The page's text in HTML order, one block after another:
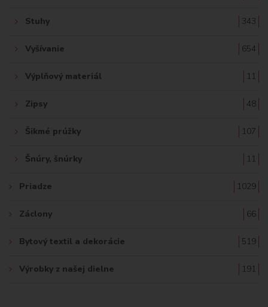
Stuhy 343
Vyšívanie 654
Výplňový materiál 11
Zipsy 48
Šikmé prúžky 107
Šnúry, šnúrky 11
Priadze 1029
Záclony 66
Bytový textil a dekorácie 519
Výrobky z našej dielne 191